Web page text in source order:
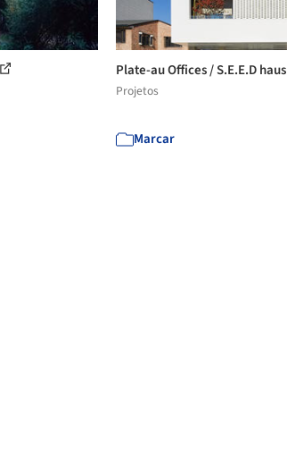
Plate-au Offices / S.E.E.D haus
Projetos
Marcar